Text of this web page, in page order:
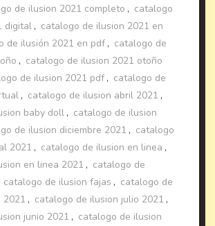
de ilusion 2021 completo , catalogo
digital , catalogo de ilusion 2021 en
de ilusión 2021 en pdf , catalogo de
, catalogo de ilusion 2021 otoño
de ilusion 2021 pdf , catalogo de
, catalogo de ilusion abril 2021 ,
baby doll , catalogo de ilusion
de ilusion diciembre 2021 , catalogo
2021 , catalogo de ilusion en linea ,
en linea 2021 , catalogo de
catalogo de ilusion fajas , catalogo de
2021 , catalogo de ilusion julio 2021 ,
junio 2021 , catalogo de ilusion